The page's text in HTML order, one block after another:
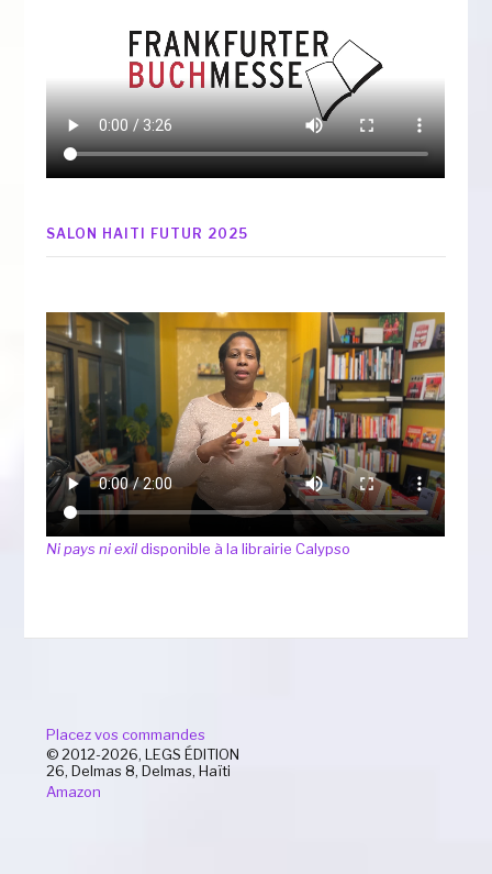
SALON HAITI FUTUR 2025
Ni pays ni exildisponible à la librairie Calypso
Placez vos commandes
© 2012-2026, LEGS ÉDITION
26, Delmas 8, Delmas, Haïti
Amazon